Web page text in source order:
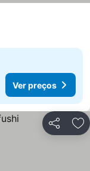
Ver preços
Partilhar